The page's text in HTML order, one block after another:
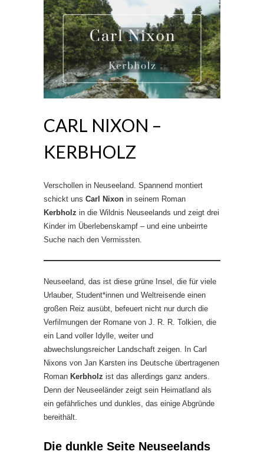
CARL NIXON –
KERBHOLZ
Verschollen in Neuseeland. Spannend montiert
schickt uns Carl Nixon in seinem Roman
Kerbholz in die Wildnis Neuseelands und zeigt drei
Kinder im Überlebenskampf – und eine unbeirrte
Suche nach den Vermissten.
Neuseeland, das ist diese grüne Insel, die für viele
Urlauber, Student*innen und Weltreisende einen
großen Reiz ausübt, befeuert nicht nur durch die
Verfilmungen der Romane von J. R. R. Tolkien, die
ein Land voller Idylle, weiter und
abwechslungsreicher Landschaft zeigen. In Carl
Nixons von Jan Karsten ins Deutsche übertragenen
Roman Kerbholz ist das allerdings ganz anders.
Denn der Neuseeländer zeigt sein Heimatland als
ein gefährliches und dunkles, das einige Abgründe
bereithält.
Die dunkle Seite Neuseelands